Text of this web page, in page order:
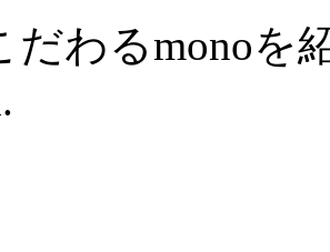
だわるmonoを